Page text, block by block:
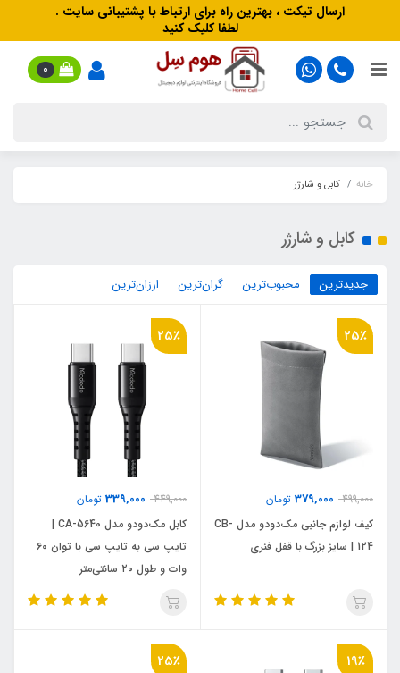
ارسال تیکت ، بهترین راه برای ارتباط با پشتیبانی سایت .
لطفا کلیک کنید
0
خانه کابل و شارژر
کابل و شارژر
جدیدترین محبوب‌ترین گران‌ترین ارزان‌ترین
25٪
499,000
379,000 تومان
کیف لوازم جانبی مک‌دودو مدل CB-
124 | سایز بزرگ با قفل فنری
25٪
449,000
339,000 تومان
کابل مک‌دودو مدل CA-5640 |
تایپ سی به تایپ سی با توان ۶۰
وات و طول ۲۰ سانتی‌متر
19٪ 25٪